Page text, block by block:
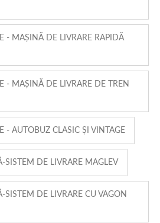
- MAȘINĂ DE LIVRARE RAPIDĂ
- MAȘINĂ DE LIVRARE DE TREN
- AUTOBUZ CLASIC ȘI VINTAGE
SISTEM DE LIVRARE MAGLEV
SISTEM DE LIVRARE CU VAGON